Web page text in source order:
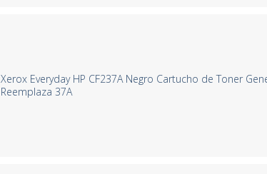
Xerox Everyday HP CF237A Negro Cartucho de Toner
Reemplaza 37A